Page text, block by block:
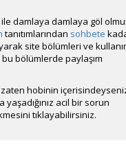
SON
🧿 En
ile damlaya damlaya göl
tanıtımlarından sohbete
site bölümleri ve
bölümlerde paylaşım
hobinin
acil bir sorun
tıklayabilirsiniz.